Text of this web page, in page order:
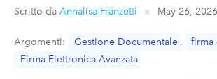
Scritto da Annalisa Franzetti May 26,
Argomenti: Gestione Documentale , firma
Firma Elettronica Avanzata